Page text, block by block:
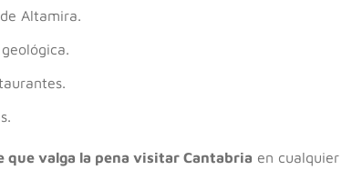
Altamira.
que valga la pena visitar Cantabria en cualquier